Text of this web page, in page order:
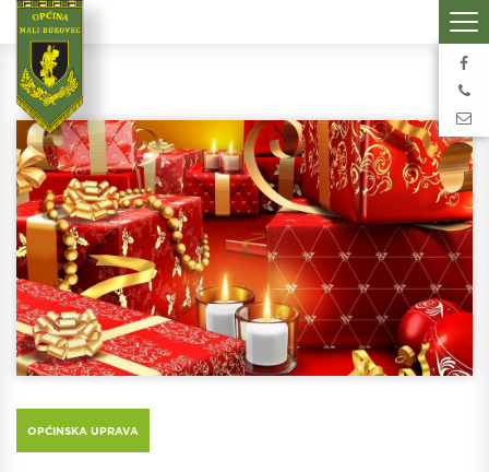
OPĆINSKA UPRAVA